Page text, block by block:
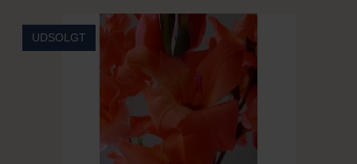
UDSOLGT